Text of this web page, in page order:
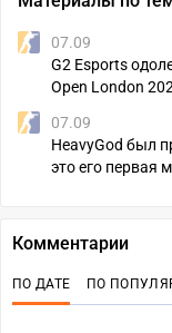
07.09
G2 Esports
Open London
07.09
HeavyGod был
это его первая
Комментарии
ПО ДАТЕ ПО